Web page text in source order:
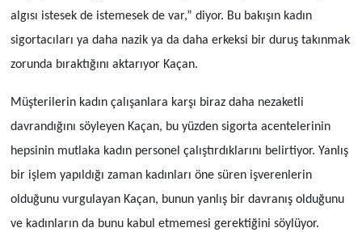
algısı istesek de istemesek de var,” diyor. Bu bakışın kadın
sigortacıları ya daha nazik ya da daha erkeksi bir duruş takınmak
zorunda bıraktığını aktarıyor Kaçan.
Müşterilerin kadın çalışanlara karşı biraz daha nezaketli
davrandığını söyleyen Kaçan, bu yüzden sigorta acentelerinin
hepsinin mutlaka kadın personel çalıştırdıklarını belirtiyor. Yanlış
bir işlem yapıldığı zaman kadınları öne süren işverenlerin
olduğunu vurgulayan Kaçan, bunun yanlış bir davranış olduğunu
ve kadınların da bunu kabul etmemesi gerektiğini söylüyor.